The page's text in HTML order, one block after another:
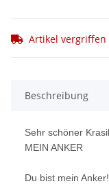
Artikel vergriffen
Beschreibung
Sehr schöner
MEIN ANKER
Du bist mein